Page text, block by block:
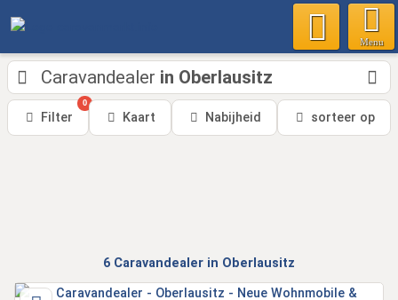
Menu
Caravandealer in Oberlausitz
Filter
0
Kaart Nabijheid sorteer op
6 Caravandealer in Oberlausitz